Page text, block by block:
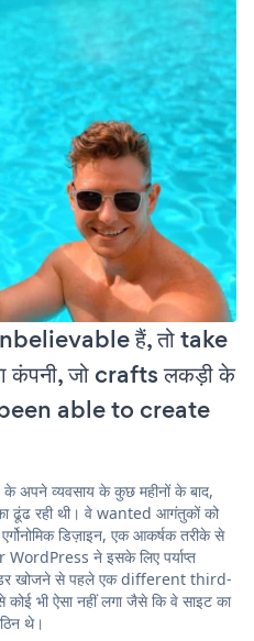
हैं, तो take
कंपनी, जो crafts लकड़ी के
been able to create
अपने व्यवसाय के कुछ महीनों के बाद,
ढूंढ रही थी। वे wanted आगंतुकों को
डिज़ाइन, एक आकर्षक तरीके से
ने इसके लिए पर्याप्त
खोजने से पहले एक different third-
भी ऐसा नहीं लगा जैसे कि वे साइट का
थे।